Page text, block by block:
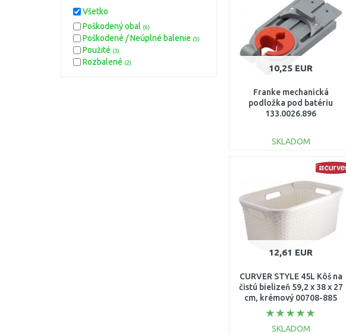
10,25 EUR
Franke mechanická
podložka pod batériu
133.0026.896
SKLADOM
DO KOŠÍKA
Porovnať
12,61 EUR
CURVER STYLE 45L Kôš na
čistú bielizeň 59,2 x 38 x 27
cm, krémový 00708-885
SKLADOM
GROHE
STIEBEL ELTRON
KLUDI(5)
LAUFEN(5)
ALCAPLAST(4)
Všetko
Poškodený obal (6)
Poškodené / Neúplné balenie (5)
Použité (3)
Rozbalené (2)